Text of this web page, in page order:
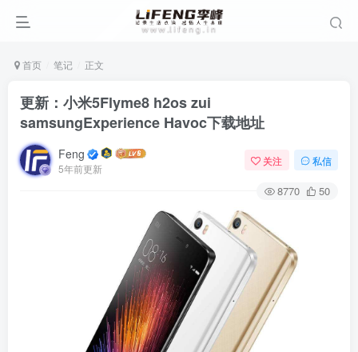
首页 笔记 正文
更新：小米5Flyme8 h2os zui
samsungExperience Havoc下载地址
Feng
5年前更新
关注 私信
8770 50